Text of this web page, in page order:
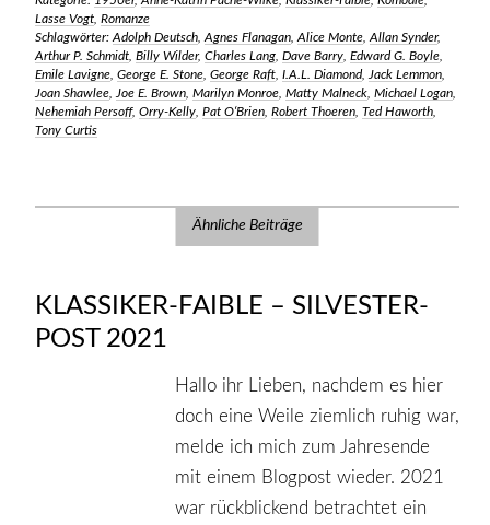
Lasse Vogt, Romanze
Schlagwörter: Adolph Deutsch, Agnes Flanagan, Alice Monte, Allan Synder,
Arthur P. Schmidt, Billy Wilder, Charles Lang, Dave Barry, Edward G. Boyle,
Emile Lavigne, George E. Stone, George Raft, I.A.L. Diamond, Jack Lemmon,
Joan Shawlee, Joe E. Brown, Marilyn Monroe, Matty Malneck, Michael Logan,
Nehemiah Persoff, Orry-Kelly, Pat O‘Brien, Robert Thoeren, Ted Haworth,
Tony Curtis
Ähnliche Beiträge
KLASSIKER-FAIBLE – SILVESTER-
POST 2021
Hallo ihr Lieben, nachdem es hier
doch eine Weile ziemlich ruhig war,
melde ich mich zum Jahresende
mit einem Blogpost wieder. 2021
war rückblickend betrachtet ein